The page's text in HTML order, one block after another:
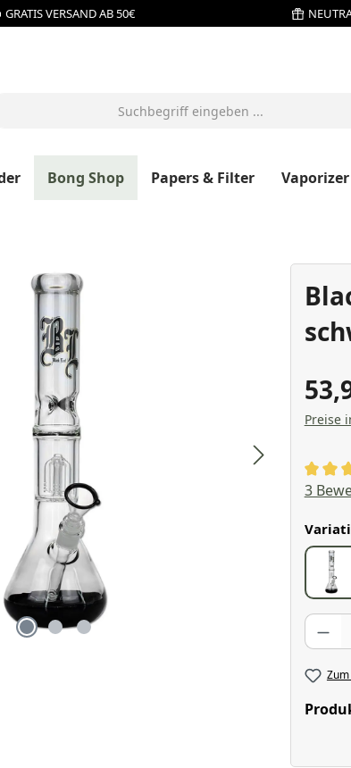
GRATIS VERSAND AB 50€
Bong Shop Papers & Filter Vaporizer
Preise
3